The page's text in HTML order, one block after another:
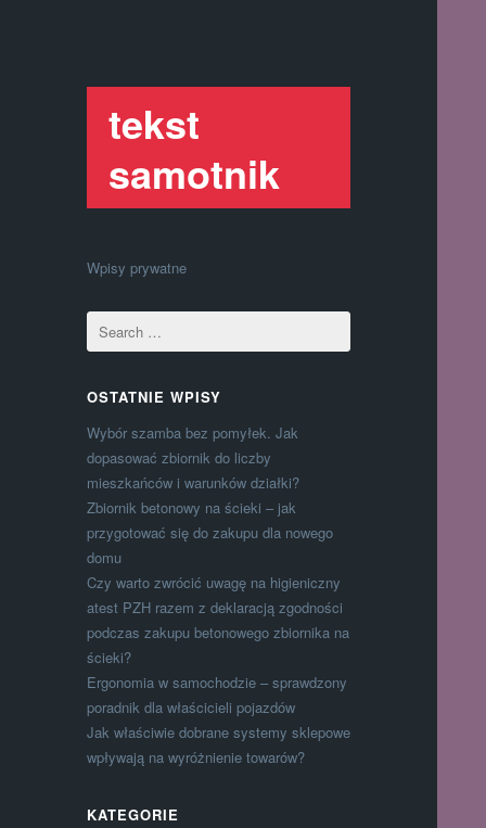
tekst
samotnik
Wpisy prywatne
OSTATNIE WPISY
Wybór szamba bez pomyłek. Jak
dopasować zbiornik do liczby
mieszkańców i warunków działki?
Zbiornik betonowy na ścieki – jak
przygotować się do zakupu dla nowego
domu
Czy warto zwrócić uwagę na higieniczny
atest PZH razem z deklaracją zgodności
podczas zakupu betonowego zbiornika na
ścieki?
Ergonomia w samochodzie – sprawdzony
poradnik dla właścicieli pojazdów
Jak właściwie dobrane systemy sklepowe
wpływają na wyróżnienie towarów?
KATEGORIE